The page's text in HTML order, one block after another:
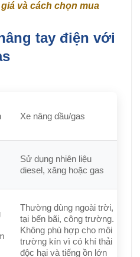
và cách chọn mua
tay điện với
Xe nâng dầu/gas
Sử dụng nhiên liệu
diesel, xăng hoặc gas
Thường dùng ngoài trời,
tại bến bãi, công trường.
Không phù hợp cho môi
trường kín vì có khí thải
độc hại và tiếng ồn lớn